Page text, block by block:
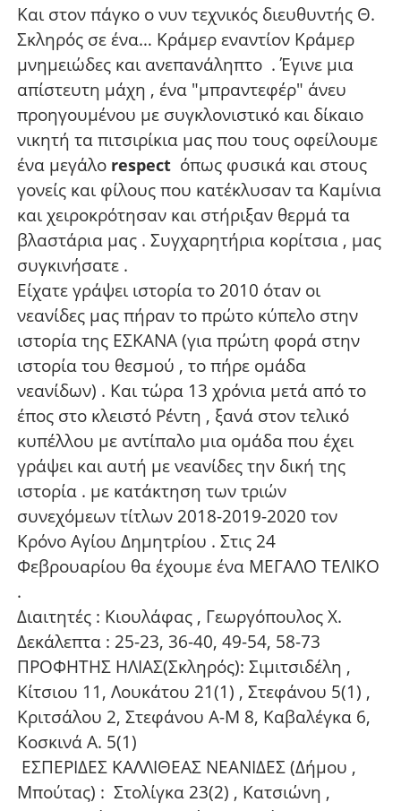
Και στον πάγκο ο νυν τεχνικός διευθυντής Θ.
Σκληρός σε ένα… Κράμερ εναντίον Κράμερ
μνημειώδες και ανεπανάληπτο . Έγινε μια
απίστευτη μάχη , ένα "μπραντεφέρ" άνευ
προηγουμένου με συγκλονιστικό και δίκαιο
νικητή τα πιτσιρίκια μας που τους οφείλουμε
ένα μεγάλοrespect όπως φυσικά και στους
γονείς και φίλους που κατέκλυσαν τα Καμίνια
και χειροκρότησαν και στήριξαν θερμά τα
βλαστάρια μας . Συγχαρητήρια κορίτσια , μας
συγκινήσατε .
Είχατε γράψει ιστορία το 2010 όταν οι
νεανίδες μας πήραν το πρώτο κύπελο στην
ιστορία της ΕΣΚΑΝΑ (για πρώτη φορά στην
ιστορία του θεσμού , το πήρε ομάδα
νεανίδων) . Και τώρα 13 χρόνια μετά από το
έπος στο κλειστό Ρέντη , ξανά στον τελικό
κυπέλλου με αντίπαλο μια ομάδα που έχει
γράψει και αυτή με νεανίδες την δική της
ιστορία . με κατάκτηση των τριών
συνεχόμεων τίτλων 2018-2019-2020 τον
Κρόνο Αγίου Δημητρίου . Στις 24
Φεβρουαρίου θα έχουμε ένα ΜΕΓΑΛΟ ΤΕΛΙΚΟ
.
Διαιτητές : Κιουλάφας , Γεωργόπουλος Χ.
Δεκάλεπτα : 25-23, 36-40, 49-54, 58-73
ΠΡΟΦΗΤΗΣ ΗΛΙΑΣ(Σκληρός): Σιμιτσιδέλη ,
Κίτσιου 11, Λουκάτου 21(1) , Στεφάνου 5(1) ,
Κριτσάλου 2, Στεφάνου Α-Μ 8, Καβαλέγκα 6,
Κοσκινά Α. 5(1)
ΕΣΠΕΡΙΔΕΣ ΚΑΛΛΙΘΕΑΣ ΝΕΑΝΙΔΕΣ (Δήμου ,
Μπούτας) : Στολίγκα 23(2) , Κατσιώνη ,